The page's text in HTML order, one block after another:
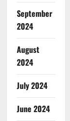
September
2024
August
2024
July 2024
June 2024